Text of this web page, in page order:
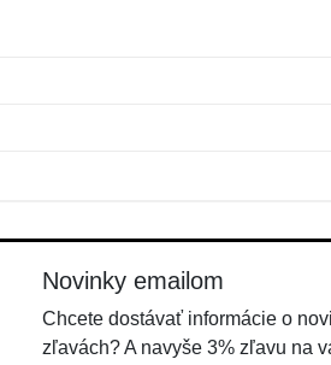
Novinky emailom
Chcete dostávať informácie o
zľavách? A navyše 3% zľavu na